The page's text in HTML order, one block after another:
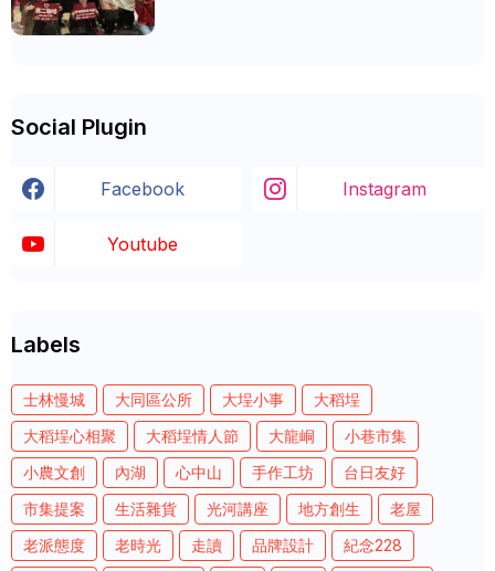
Social Plugin
Facebook Instagram
Youtube
Labels
士林慢城 大同區公所 大埕小事
大稻埕
大稻埕心相聚
大稻埕情人節 大龍峒
小巷市集
小農文創
內湖 心中山 手作工坊
台日友好
市集提案
生活雜貨 光河講座 地方創生
老屋
老派態度
老時光 走讀 品牌設計
紀念228